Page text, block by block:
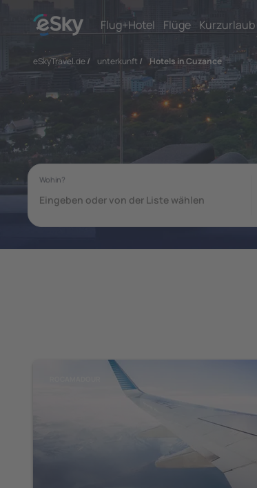
Flug+Hotel Flüge Kurzurlaub
eSkyTravel.de/ unterkunft / Hotels in Cuzance